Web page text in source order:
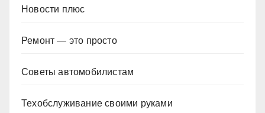
Новости плюс
Ремонт — это просто
Советы автомобилистам
Техобслуживание своими руками